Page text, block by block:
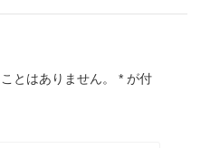
とはありません。 * が付